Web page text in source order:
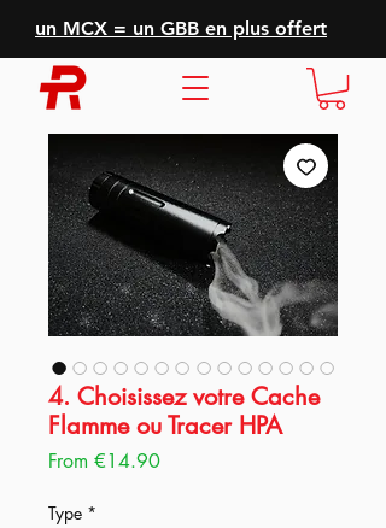
un MCX = un GBB en plus offert
4. Choisissez votre Cache
Flamme ou Tracer HPA
From €14.90Sale
Type *